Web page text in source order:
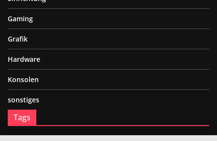
Gaming
Grafik
Hardware
Konsolen
sonstiges
Tags